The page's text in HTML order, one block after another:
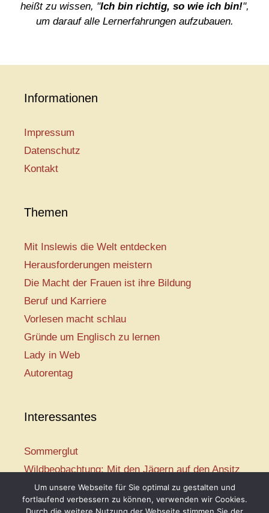
heißt zu wissen, "Ich bin richtig, so wie ich bin!",
um darauf alle Lernerfahrungen aufzubauen.
Informationen
Impressum
Datenschutz
Kontakt
Themen
Mit Inslewis die Welt entdecken
Herausforderungen meistern
Die Macht der Frauen ist ihre Bildung
Beruf und Karriere
Vorlesen macht schlau
Gründe um Englisch zu lernen
Lady in Web
Autorentag
Interessantes
Sommerglut
Wildbeobachtung: Mit den Jägern auf den Ansitz
Mir ist so heiß
Mission: Rettungsschwimmer
Um unsere Webseite für Sie optimal zu gestalten und
fortlaufend verbessern zu können, verwenden wir Cookies.